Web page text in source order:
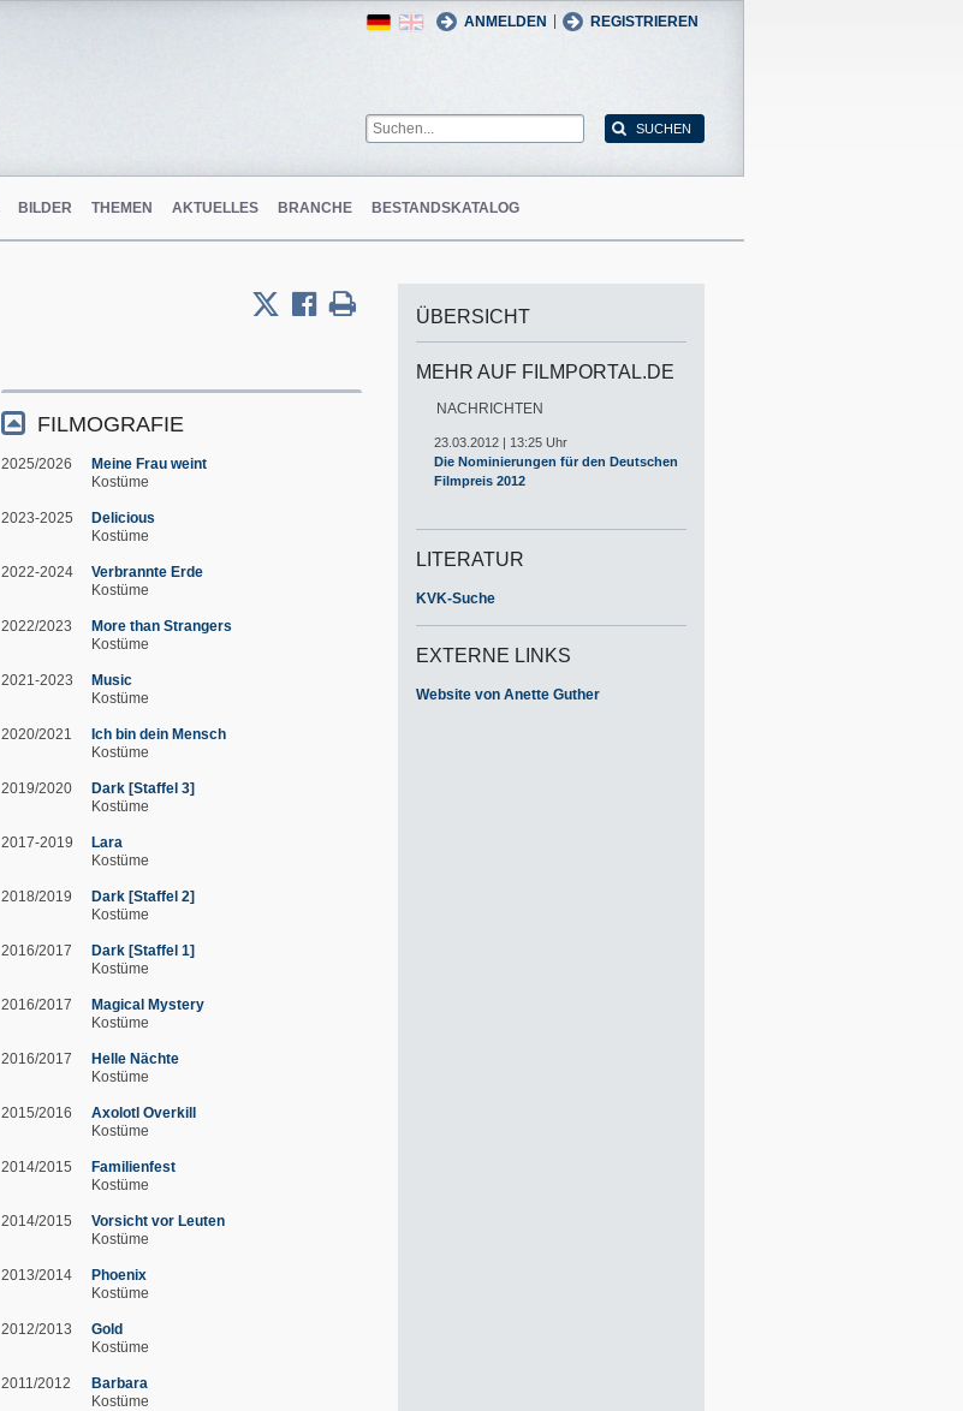
ANMELDEN REGISTRIEREN
English
German
BILDER THEMEN AKTUELLES BRANCHE BESTANDSKATALOG
FILMOGRAFIE
2025/2026
Meine Frau weint
Kostüme
2023-2025
Delicious
Kostüme
2022-2024
Verbrannte Erde
Kostüme
2022/2023
More than Strangers
Kostüme
2021-2023
Music
Kostüme
2020/2021
Ich bin dein Mensch
Kostüme
2019/2020
Dark [Staffel 3]
Kostüme
2017-2019
Lara
Kostüme
2018/2019
Dark [Staffel 2]
Kostüme
2016/2017
Dark [Staffel 1]
Kostüme
2016/2017
Magical Mystery
Kostüme
2016/2017
Helle Nächte
Kostüme
2015/2016
Axolotl Overkill
Kostüme
2014/2015
Familienfest
Kostüme
2014/2015
Vorsicht vor Leuten
Kostüme
2013/2014
Phoenix
Kostüme
2012/2013
Gold
Kostüme
2011/2012
Barbara
Kostüme
ÜBERSICHT
MEHR AUF FILMPORTAL.DE
NACHRICHTEN
23.03.2012 | 13:25 Uhr
Die Nominierungen für den Deutschen
Filmpreis 2012
LITERATUR
KVK-Suche
EXTERNE LINKS
Website von Anette Guther